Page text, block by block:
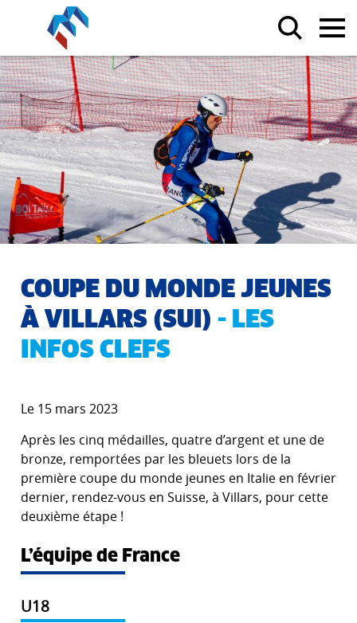
COUPE DU MONDE JEUNES
À VILLARS (SUI) - LES
INFOS CLEFS
Le 15 mars 2023
Après les cinq médailles, quatre d’argent et une de
bronze, remportées par les bleuets lors de la
première coupe du monde jeunes en Italie en février
dernier, rendez-vous en Suisse, à Villars, pour cette
deuxième étape !
L’équipe de France
U18